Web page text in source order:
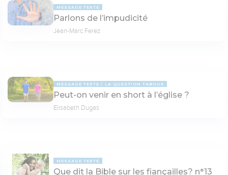
MESSAGE TEXTE
Parlons de l’impudicité
Jean-Marc Ferez
MESSAGE TEXTE LA QUESTION TABOUE
Peut-on venir en short à l’église ?
Elisabeth Dugas
MESSAGE TEXTE
Que dit la Bible sur les fiançailles? n°13